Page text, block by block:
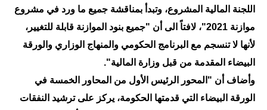
اخبار وقرارات وزارة التربية
نتائج الامتحانات
المرحلة الابتدائية
المرحلة المتوسطة
اللجنة المالية المشروع، وتبدأ بمناقشة جميع ما ورد في مشروع
موازنة 2021"، لافتاً الى أن "جميع بنود الموازنة قابلة للتغيير،
لأنها لا تنسجم مع البرنامج الحكومي والمنهاج الوزاري والورقة
البيضاء المقدمة من قبل وزارة المالية".
وأضاف أن "المحور الرئيس الأول من المحاور الخمسة في
الورقة البيضاء التي قدمتها الحكومة، يركز على ترشيد النفقات